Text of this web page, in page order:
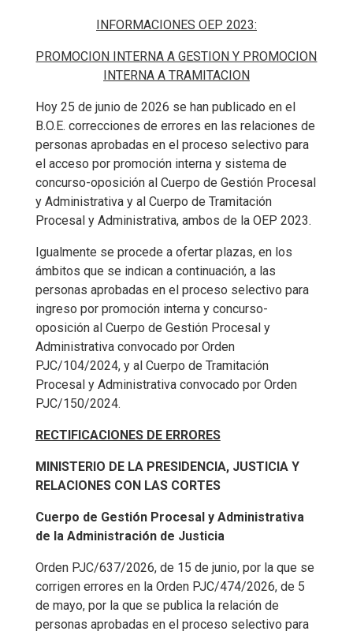
INFORMACIONES OEP 2023:
PROMOCION INTERNA A GESTION Y PROMOCION
INTERNA A TRAMITACION
Hoy 25 de junio de 2026 se han publicado en el
B.O.E. correcciones de errores en las relaciones de
personas aprobadas en el proceso selectivo para
el acceso por promoción interna y sistema de
concurso-oposición al Cuerpo de Gestión Procesal
y Administrativa y al Cuerpo de Tramitación
Procesal y Administrativa, ambos de la OEP 2023.
Igualmente se procede a ofertar plazas, en los
ámbitos que se indican a continuación, a las
personas aprobadas en el proceso selectivo para
ingreso por promoción interna y concurso-
oposición al Cuerpo de Gestión Procesal y
Administrativa convocado por Orden
PJC/104/2024, y al Cuerpo de Tramitación
Procesal y Administrativa convocado por Orden
PJC/150/2024.
RECTIFICACIONES DE ERRORES
MINISTERIO DE LA PRESIDENCIA, JUSTICIA Y
RELACIONES CON LAS CORTES
Cuerpo de Gestión Procesal y Administrativa
de la Administración de Justicia
Orden PJC/637/2026, de 15 de junio, por la que se
corrigen errores en la Orden PJC/474/2026, de 5
de mayo, por la que se publica la relación de
personas aprobadas en el proceso selectivo para